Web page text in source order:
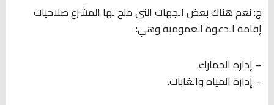
ج: نعم هناك بعض الجهات التي منح لها المشرع صلاحيات
إقامة الدعوة العمومية وهي:
– إدارة الجمارك.
– إدارة المياه والغابات.